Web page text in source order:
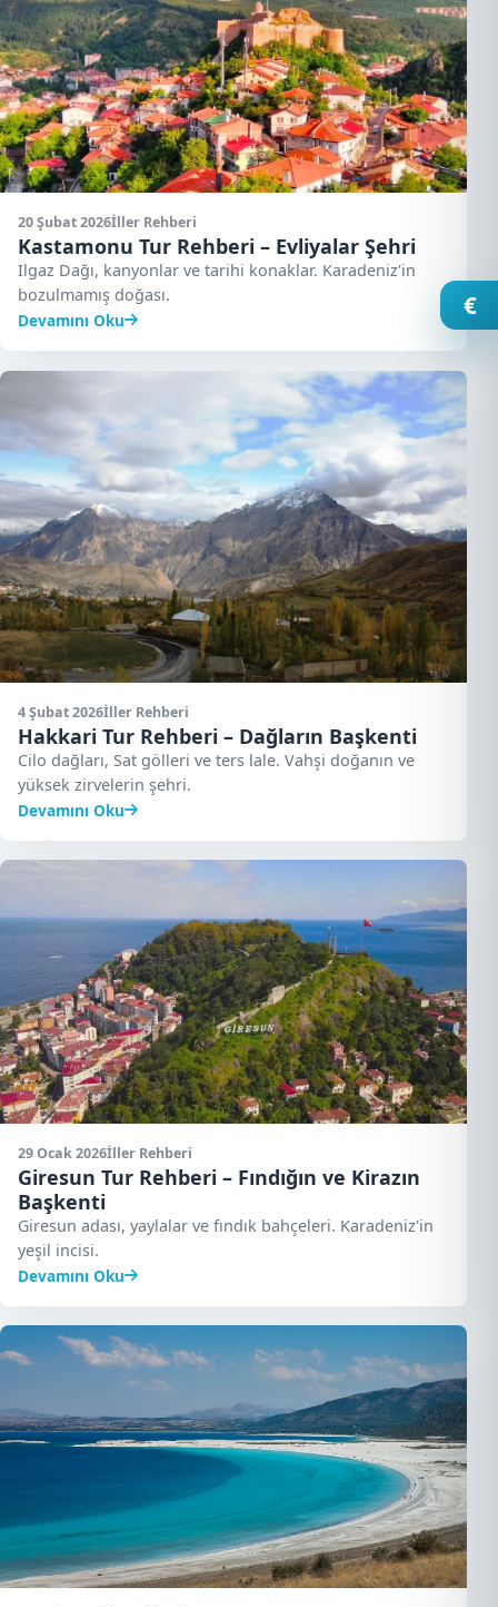
20 Şubat 2026İller Rehberi
Kastamonu Tur Rehberi – Evliyalar Şehri
Ilgaz Dağı, kanyonlar ve tarihi konaklar. Karadeniz'in
bozulmamış doğası.
Devamını Oku
4 Şubat 2026İller Rehberi
Hakkari Tur Rehberi – Dağların Başkenti
Cilo dağları, Sat gölleri ve ters lale. Vahşi doğanın ve
yüksek zirvelerin şehri.
Devamını Oku
29 Ocak 2026İller Rehberi
Giresun Tur Rehberi – Fındığın ve Kirazın
Başkenti
Giresun adası, yaylalar ve fındık bahçeleri. Karadeniz'in
yeşil incisi.
Devamını Oku
€